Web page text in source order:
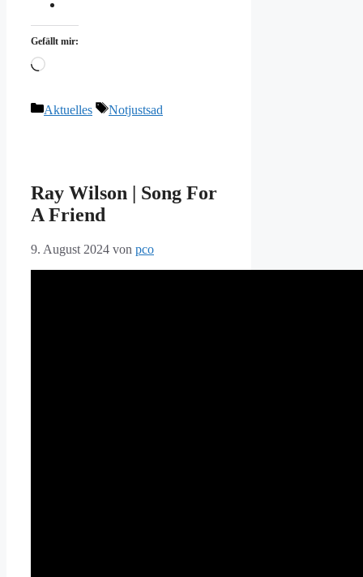
Gefällt mir:
Wird
Kategorien
Aktuelles Schlagwörter
Notjustsad
Ray Wilson | Song For
A Friend
9. August 2024 von pco